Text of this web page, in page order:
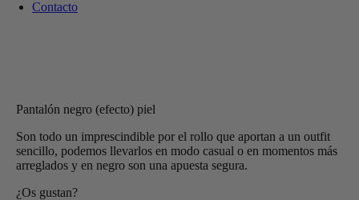
Contacto
Pantalón negro (efecto) piel
Son todo un imprescindible por el rollo que aportan a un outfit
sencillo, podemos llevarlos en modo casual o en momentos más
arreglados y en negro son una apuesta segura.
¿Os gustan?